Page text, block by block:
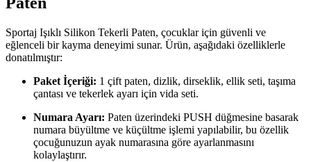
Sportaj Işıklı Silikon Tekerli Paten, çocuklar için güvenli ve
eğlenceli bir kayma deneyimi sunar. Ürün, aşağıdaki özelliklerle
donatılmıştır:
Paket İçeriği: 1 çift paten, dizlik, dirseklik, ellik seti, taşıma
çantası ve tekerlek ayarı için vida seti.
Numara Ayarı: Paten üzerindeki PUSH düğmesine basarak
numara büyültme ve küçültme işlemi yapılabilir, bu özellik
çocuğunuzun ayak numarasına göre ayarlanmasını
kolaylaştırır.